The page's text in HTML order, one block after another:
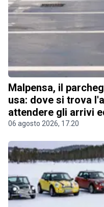
Malpensa, il
usa: dove si trova
attendere gli arrivi
06 agosto 2026, 17.20